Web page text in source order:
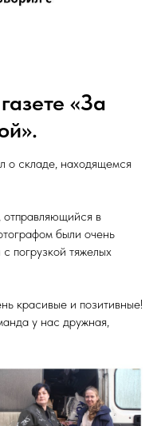
«За
о складе, находящемся
отправляющийся в
были очень
погрузкой тяжелых
красивые и позитивные!
у нас дружная,